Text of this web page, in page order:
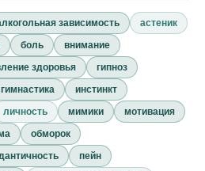
зависимость
астеник
боль
внимание
здоровья
гипноз
инстинкт
личность мимики
мотивация
обморок
пейн